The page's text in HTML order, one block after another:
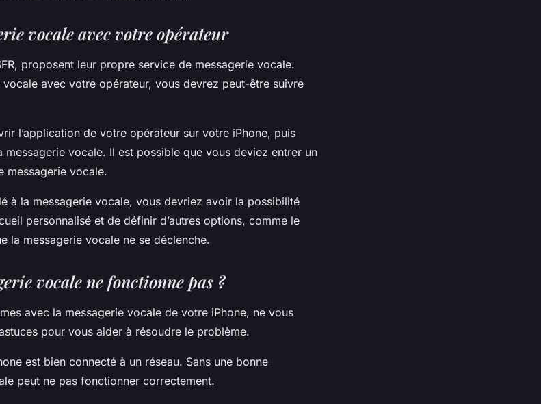
vocale avec votre opérateur
proposent leur propre service de messagerie vocale.
avec votre opérateur, vous devrez peut-être suivre
l’application de votre opérateur sur votre iPhone, puis
messagerie vocale. Il est possible que vous deviez entrer un
messagerie vocale.
à la messagerie vocale, vous devriez avoir la possibilité
personnalisé et de définir d’autres options, comme le
la messagerie vocale ne se déclenche.
vocale ne fonctionne pas ?
avec la messagerie vocale de votre iPhone, ne vous
pour vous aider à résoudre le problème.
est bien connecté à un réseau. Sans une bonne
peut ne pas fonctionner correctement.